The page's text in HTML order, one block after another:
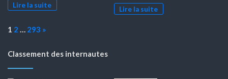
Lire la suite Lire la suite
Page:
1 2 … 293 Next
»
Classement des internautes